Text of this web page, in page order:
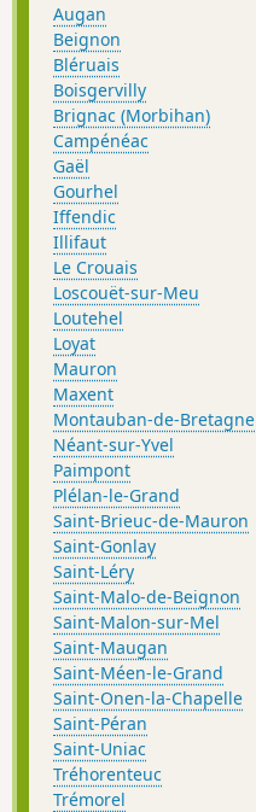
Augan
Beignon
Bléruais
Boisgervilly
Brignac (Morbihan)
Campénéac
Gaël
Gourhel
Iffendic
Illifaut
Le Crouais
Loscouët-sur-Meu
Loutehel
Loyat
Mauron
Maxent
Montauban-de-Bretagne
Néant-sur-Yvel
Paimpont
Plélan-le-Grand
Saint-Brieuc-de-Mauron
Saint-Gonlay
Saint-Léry
Saint-Malo-de-Beignon
Saint-Malon-sur-Mel
Saint-Maugan
Saint-Méen-le-Grand
Saint-Onen-la-Chapelle
Saint-Péran
Saint-Uniac
Tréhorenteuc
Trémorel